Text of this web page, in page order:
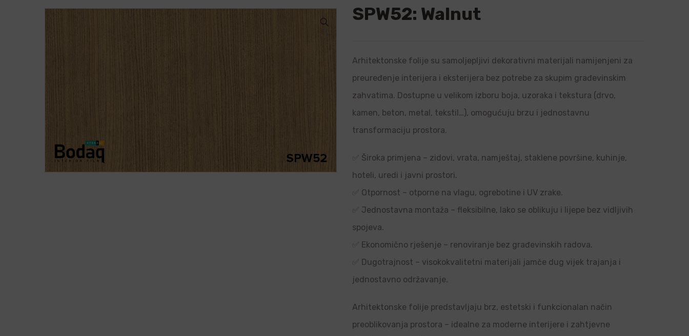
SPW52: Walnut
Arhitektonske folije su samoljepljivi dekorativni materijali namijenjeni za
preuređenje interijera i eksterijera bez potrebe za skupim građevinskim
zahvatima. Dostupne u velikom izboru boja, uzoraka i tekstura (drvo,
kamen, beton, metal, tekstil…), omogućuju brzu i jednostavnu
transformaciju prostora.
✅ Široka primjena – zidovi, vrata, namještaj, staklene površine, kuhinje,
hoteli, uredi i javni prostori.
✅ Otpornost – otporne na vlagu, ogrebotine i UV zrake.
✅ Jednostavna montaža – fleksibilne, lako se oblikuju i lijepe bez vidljivih
spojeva.
✅ Ekonomično rješenje – renoviranje bez građevinskih radova.
✅ Dugotrajnost – visokokvalitetni materijali jamče dug vijek trajanja i
jednostavno održavanje.
Arhitektonske folije predstavljaju brz, estetski i funkcionalan način
preoblikovanja prostora – idealne za moderne interijere i zahtjevne